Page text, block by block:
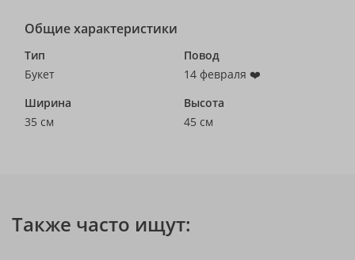
Общие характеристики
Тип
Букет
Повод
14 февраля ❤️
Ширина
35 см
Высота
45 см
Также часто ищут: